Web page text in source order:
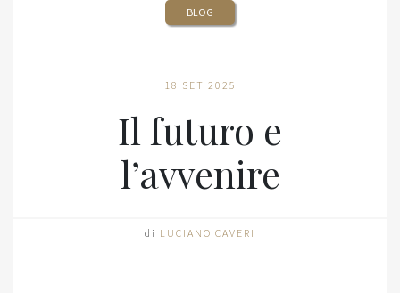
BLOG
18 SET 2025
Il futuro e
l’avvenire
di LUCIANO CAVERI